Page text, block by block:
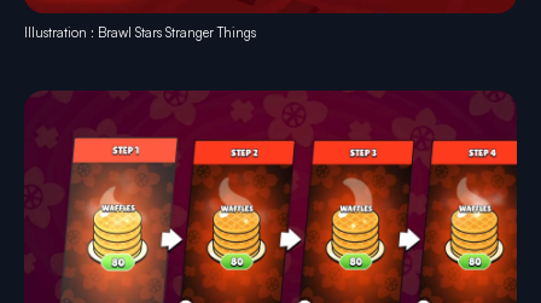
Illustration : Brawl Stars Stranger Things